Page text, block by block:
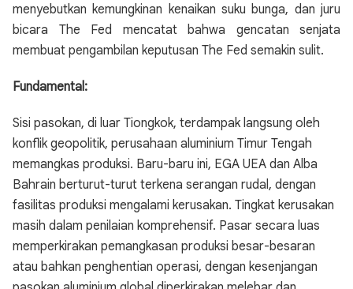
menyebutkan kemungkinan kenaikan suku bunga, dan juru
bicara The Fed mencatat bahwa gencatan senjata
membuat pengambilan keputusan The Fed semakin sulit.
Fundamental:
Sisi pasokan, di luar Tiongkok, terdampak langsung oleh
konflik geopolitik, perusahaan aluminium Timur Tengah
memangkas produksi. Baru-baru ini, EGA UEA dan Alba
Bahrain berturut-turut terkena serangan rudal, dengan
fasilitas produksi mengalami kerusakan. Tingkat kerusakan
masih dalam penilaian komprehensif. Pasar secara luas
memperkirakan pemangkasan produksi besar-besaran
atau bahkan penghentian operasi, dengan kesenjangan